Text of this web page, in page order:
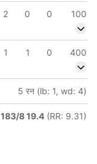
2 0 0
100
1 1 0
400
5 रन (lb: 1, wd: 4)
183/8 19.4 (RR: 9.31)